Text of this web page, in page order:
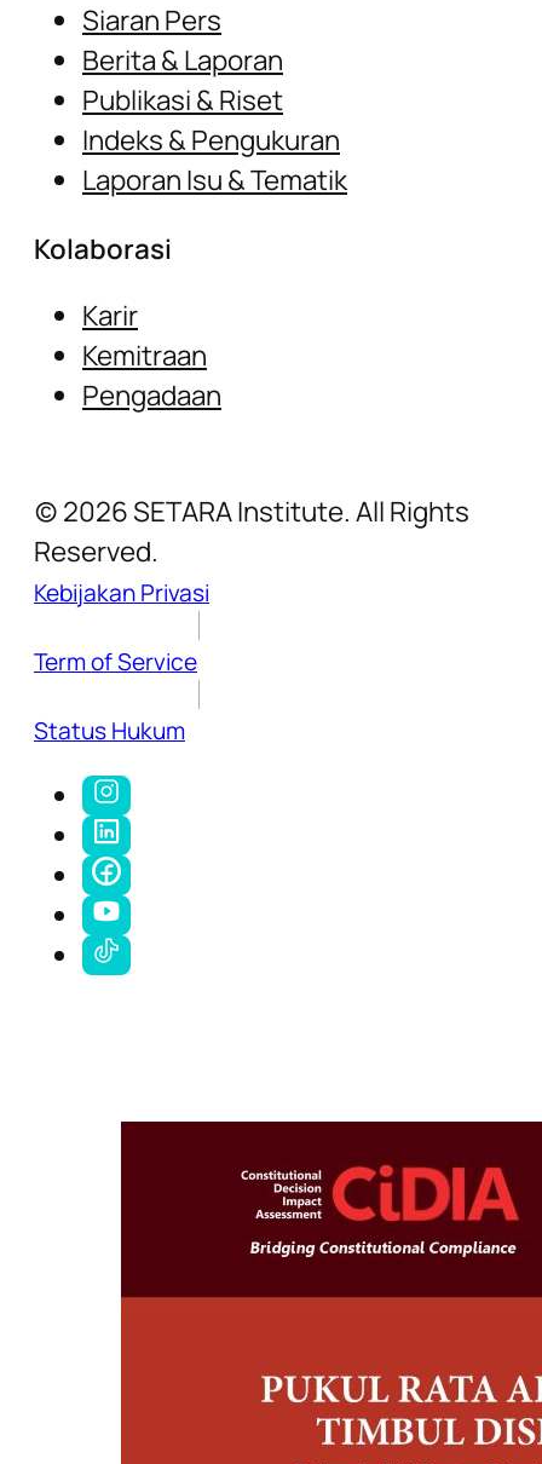
Siaran Pers
Berita & Laporan
Publikasi & Riset
Indeks & Pengukuran
Laporan Isu & Tematik
Kolaborasi
Karir
Kemitraan
Pengadaan
(c) 2026 SETARA Institute. All Rights
Reserved.
Kebijakan Privasi
Term of Service
Status Hukum